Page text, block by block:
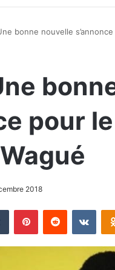
bonne nouvelle
pour
2018
Tumblr PinterestReddit